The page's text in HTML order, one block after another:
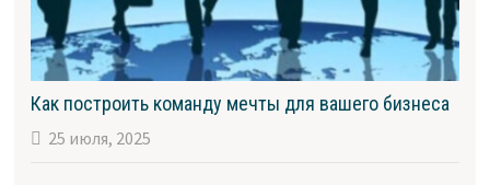
Как построить команду мечты для вашего бизнеса
25 июля, 2025